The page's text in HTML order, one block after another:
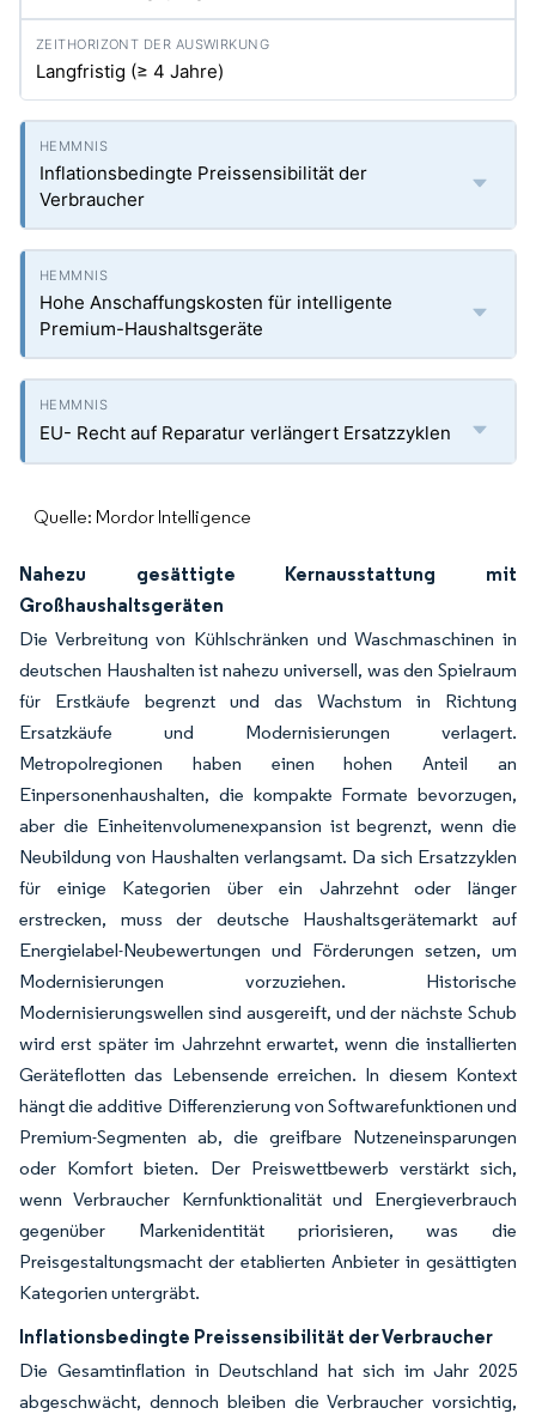
Langfristig (≥ 4 Jahre)
Inflationsbedingte Preissensibilität der
Verbraucher
Hohe Anschaffungskosten für intelligente
Premium-Haushaltsgeräte
EU- Recht auf Reparatur verlängert Ersatzzyklen
Quelle: Mordor Intelligence
Nahezu gesättigte Kernausstattung mit
Großhaushaltsgeräten
Die Verbreitung von Kühlschränken und Waschmaschinen in
deutschen Haushalten ist nahezu universell, was den Spielraum
für Erstkäufe begrenzt und das Wachstum in Richtung
Ersatzkäufe und Modernisierungen verlagert.
Metropolregionen haben einen hohen Anteil an
Einpersonenhaushalten, die kompakte Formate bevorzugen,
aber die Einheitenvolumenexpansion ist begrenzt, wenn die
Neubildung von Haushalten verlangsamt. Da sich Ersatzzyklen
für einige Kategorien über ein Jahrzehnt oder länger
erstrecken, muss der deutsche Haushaltsgerätemarkt auf
Energielabel-Neubewertungen und Förderungen setzen, um
Modernisierungen vorzuziehen. Historische
Modernisierungswellen sind ausgereift, und der nächste Schub
wird erst später im Jahrzehnt erwartet, wenn die installierten
Geräteflotten das Lebensende erreichen. In diesem Kontext
hängt die additive Differenzierung von Softwarefunktionen und
Premium-Segmenten ab, die greifbare Nutzeneinsparungen
oder Komfort bieten. Der Preiswettbewerb verstärkt sich,
wenn Verbraucher Kernfunktionalität und Energieverbrauch
gegenüber Markenidentität priorisieren, was die
Preisgestaltungsmacht der etablierten Anbieter in gesättigten
Kategorien untergräbt.
Inflationsbedingte Preissensibilität der Verbraucher
Die Gesamtinflation in Deutschland hat sich im Jahr 2025
abgeschwächt, dennoch bleiben die Verbraucher vorsichtig,